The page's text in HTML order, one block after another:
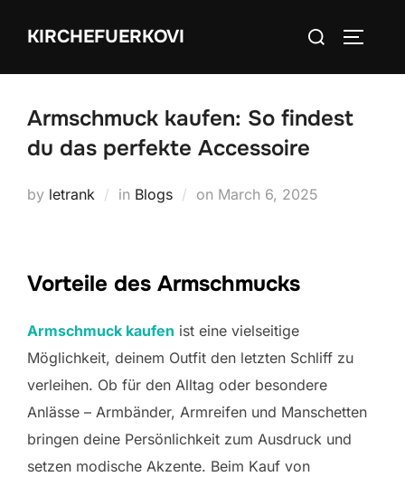
KIRCHEFUERKOVI
Search
Armschmuck kaufen: So findest
du das perfekte Accessoire
by letrank in Blogs on Posted
March 6, 2025
Vorteile des Armschmucks
Armschmuck kaufen ist eine vielseitige
Möglichkeit, deinem Outfit den letzten Schliff zu
verleihen. Ob für den Alltag oder besondere
Anlässe – Armbänder, Armreifen und Manschetten
bringen deine Persönlichkeit zum Ausdruck und
setzen modische Akzente. Beim Kauf von